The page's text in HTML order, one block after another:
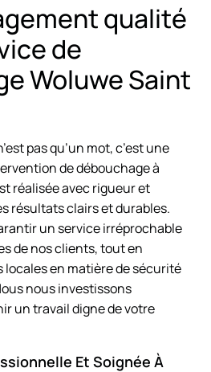
qualité
de
Woluwe Saint
pas qu’un mot, c’est une
de débouchage à
réalisée avec rigueur et
résultats clairs et durables.
un service irréprochable
de nos clients, tout en
en matière de sécurité
nous investissons
un travail digne de votre
Et Soignée À